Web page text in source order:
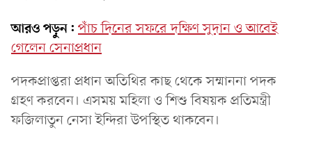
আরও পড়ুন: পাঁচ দিনের সফরে দক্ষিণ সুদান ও আবেই
গেলেন সেনাপ্রধান
পদকপ্রাপ্তরা প্রধান অতিথির কাছ থেকে সম্মাননা পদক
গ্রহণ করবেন। এসময় মহিলা ও শিশু বিষয়ক প্রতিমন্ত্রী
ফজিলাতুন নেসা ইন্দিরা উপস্থিত থাকবেন।